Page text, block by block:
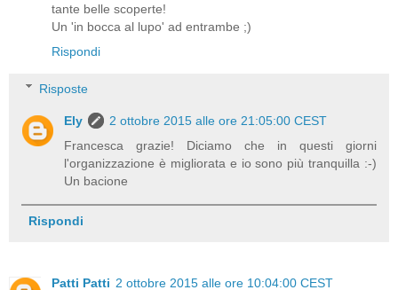
tante belle scoperte!
Un 'in bocca al lupo' ad entrambe ;)
Rispondi
Risposte
Ely
2 ottobre 2015 alle ore 21:05:00 CEST
Francesca grazie! Diciamo che in questi giorni
l'organizzazione è migliorata e io sono più tranquilla :-)
Un bacione
Rispondi
Patti Patti 2 ottobre 2015 alle ore 10:04:00 CEST